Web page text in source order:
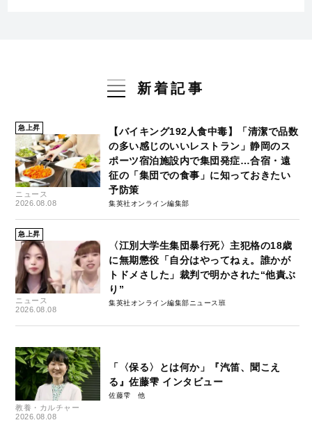
新着記事
急上昇
ニュース
2026.08.08
【バイキング192人食中毒】「清潔で品数
の多い感じのいいレストラン」静岡のス
ポーツ宿泊施設内で集団発症…合宿・遠
征の「集団での食事」に知っておきたい
予防策
集英社オンライン編集部
急上昇
ニュース
2026.08.08
〈江別大学生集団暴行死〉主犯格の18歳
に無期懲役「自分はやってねぇ。誰かが
トドメさした」裁判で明かされた“他責ぶ
り”
集英社オンライン編集部ニュース班
教養・カルチャー
2026.08.08
「〈保る〉とは何か」『汽笛、聞こえ
る』佐藤雫 インタビュー
佐藤雫